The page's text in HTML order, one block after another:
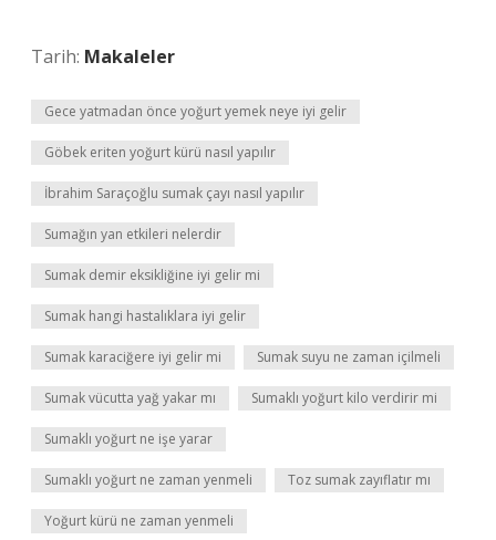
Tarih: Makaleler
Gece yatmadan önce yoğurt yemek neye iyi gelir
Göbek eriten yoğurt kürü nasıl yapılır
İbrahim Saraçoğlu sumak çayı nasıl yapılır
Sumağın yan etkileri nelerdir
Sumak demir eksikliğine iyi gelir mi
Sumak hangi hastalıklara iyi gelir
Sumak karaciğere iyi gelir mi Sumak suyu ne zaman içilmeli
Sumak vücutta yağ yakar mı Sumaklı yoğurt kilo verdirir mi
Sumaklı yoğurt ne işe yarar
Sumaklı yoğurt ne zaman yenmeli Toz sumak zayıflatır mı
Yoğurt kürü ne zaman yenmeli